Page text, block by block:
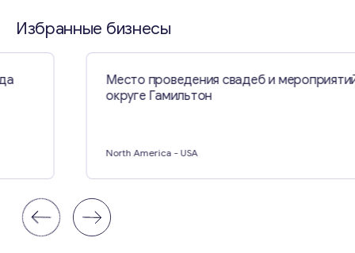
Избранные бизнесы
Место проведения свадеб и мероприятий в
округе Гамильтон
- USA